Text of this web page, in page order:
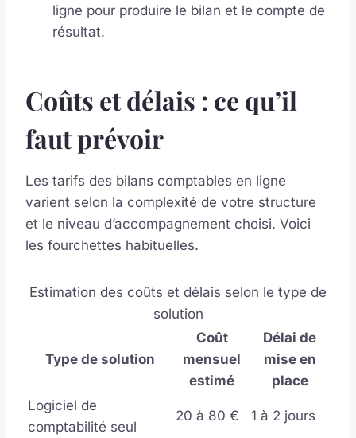
ligne pour produire le bilan et le compte de
résultat.
Coûts et délais : ce qu’il
faut prévoir
Les tarifs des bilans comptables en ligne
varient selon la complexité de votre structure
et le niveau d’accompagnement choisi. Voici
les fourchettes habituelles.
Estimation des coûts et délais selon le type de
solution
Type de solution
Coût
mensuel
estimé
Délai de
mise en
place
Logiciel de
comptabilité seul
20 à 80 € 1 à 2 jours